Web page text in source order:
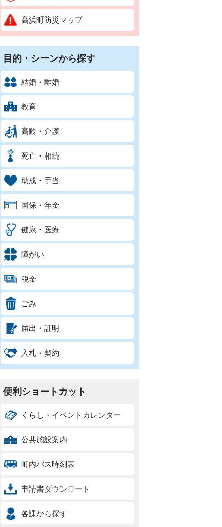
高浜町防災マップ
目的・シーンから探す
結婚・離婚
教育
高齢・介護
死亡・相続
助成・手当
国保・年金
健康・医療
障がい
税金
ごみ
届出・証明
入札・契約
便利ショートカット
くらし・イベントカレンダー
公共施設案内
町内バス時刻表
申請書ダウンロード
各課から探す